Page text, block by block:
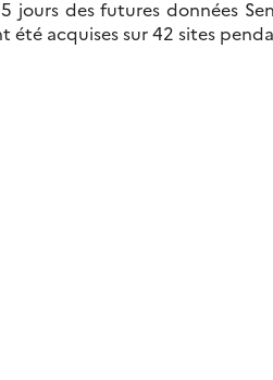
jours des futures données
été acquises sur 42 sites